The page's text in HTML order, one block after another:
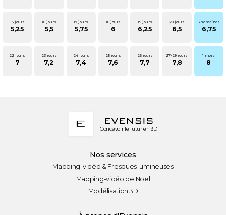
15 jours
5,25
16 jours
5,5
17 jours
5,75
18 jours
6
19 jours
6,25
20 jours
6,5
3 semaines
6,75
22 jours
7
23 jours
7,2
24 jours
7,4
25 jours
7,6
26 jours
7,7
27-29 jours
7,8
1 mois
8
Concevoir le futur en 3D
Nos services
Mapping-vidéo & Fresques lumineuses
Mapping-vidéo de Noël
Modélisation 3D